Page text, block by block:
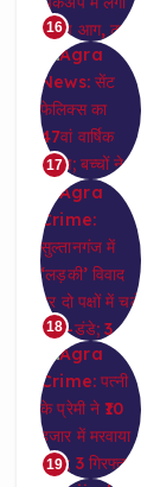
16
17
18
19